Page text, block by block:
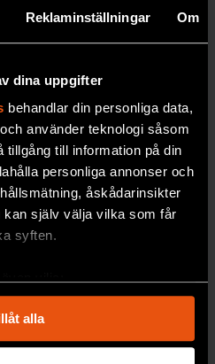
Reklaminställningar Om
dina uppgifter
behandlar din personliga data,
använder teknologi såsom
till information på din
personliga annonser och
åskådarinsikter
själv välja vilka som får
syften.
på upp till flera meter
genom att aktivt skanna den
alla
de med typ
1”
erbjuds
löpand
e
mätnin
g av
blodso
dyrare i